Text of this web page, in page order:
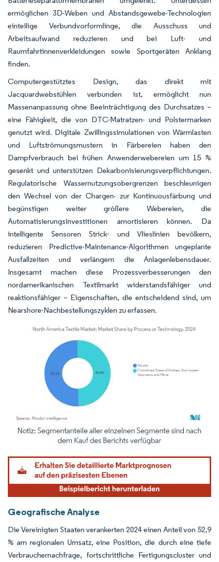
ermöglichen 3D-Weben und Abstandsgewebe-Technologien
einteilige Verbundvorformlinge, die Ausschuss und
Arbeitsaufwand reduzieren und bei Luft- und
Raumfahrtinnenverkleidungen sowie Sportgeräten Anklang
finden.
Computergestütztes Design, das direkt mit
Jacquardwebstühlen verbunden ist, ermöglicht nun
Massenanpassung ohne Beeinträchtigung des Durchsatzes –
eine Fähigkeit, die von DTC-Matratzen- und Polstermarken
genutzt wird. Digitale Zwillingssimulationen von Wärmlasten
und Luftströmungsmustern in Färbereien haben den
Dampfverbrauch bei frühen Anwenderwebereien um 15 %
gesenkt und unterstützen Dekarbonisierungsverpflichtungen.
Regulatorische Wassernutzungsobergrenzen beschleunigen
den Wechsel von der Chargen- zur Kontinuousfärbung und
begünstigen weiter größere Webereien, die
Automatisierungsinvestitionen amortisieren können. Da
intelligente Sensoren Strick- und Vlieslinien bevölkern,
reduzieren Predictive-Maintenance-Algorithmen ungeplante
Ausfallzeiten und verlängern die Anlagenlebensdauer.
Insgesamt machen diese Prozessverbesserungen den
nordamerikanischen Textilmarkt widerstandsfähiger und
reaktionsfähiger – Eigenschaften, die entscheidend sind, um
Nearshore-Nachbestellungszyklen zu erfassen.
Bild © Mordor Intelligence. Wiederverwendung erfordert Namensnennung
Geografische Analyse
Die Vereinigten Staaten verankerten 2024 einen Anteil von 52,9
% am regionalen Umsatz, eine Position, die durch eine tiefe
Verbrauchernachfrage, fortschrittliche Fertigungscluster und